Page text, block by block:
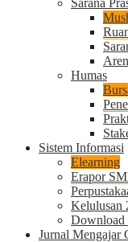
Sarana
Humas
Sistem Informasi
Elearning
Erapor
Kelulusan
Download
Jurnal Mengajar